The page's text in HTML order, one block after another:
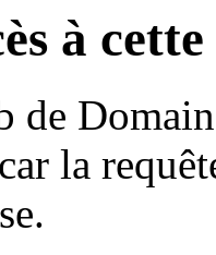
à
de
la